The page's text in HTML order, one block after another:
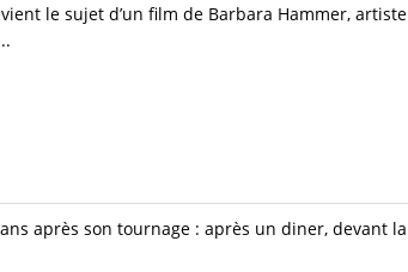
le sujet d’un film de Barbara Hammer, artiste
après son tournage : après un diner, devant la